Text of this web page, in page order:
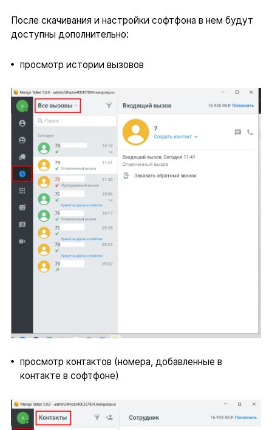
После скачивания и настройки софтфона в нем будут
доступны дополнительно:
просмотр истории вызовов
просмотр контактов (номера, добавленные в
контакте в софтфоне)